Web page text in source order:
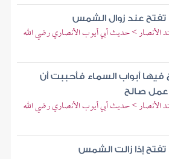
تفتح عند زوال الشمس
الأنصار > حديث أبي أيوب الأنصاري رضي الله
فيها أبواب السماء فأحببت أن
عمل صالح
الأنصار > حديث أبي أيوب الأنصاري رضي الله
تفتح إذا زالت الشمس